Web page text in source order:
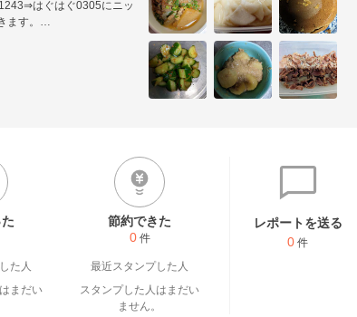
はぐはぐ0305にニッ
す。
た人
まだい
節約できた
0 件
最近スタンプした人
スタンプした人はまだい
ません。
レポートを送る
0 件